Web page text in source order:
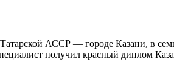
АССР — городе Казани, в
получил красный диплом